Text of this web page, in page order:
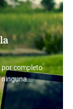
completo
ninguna...